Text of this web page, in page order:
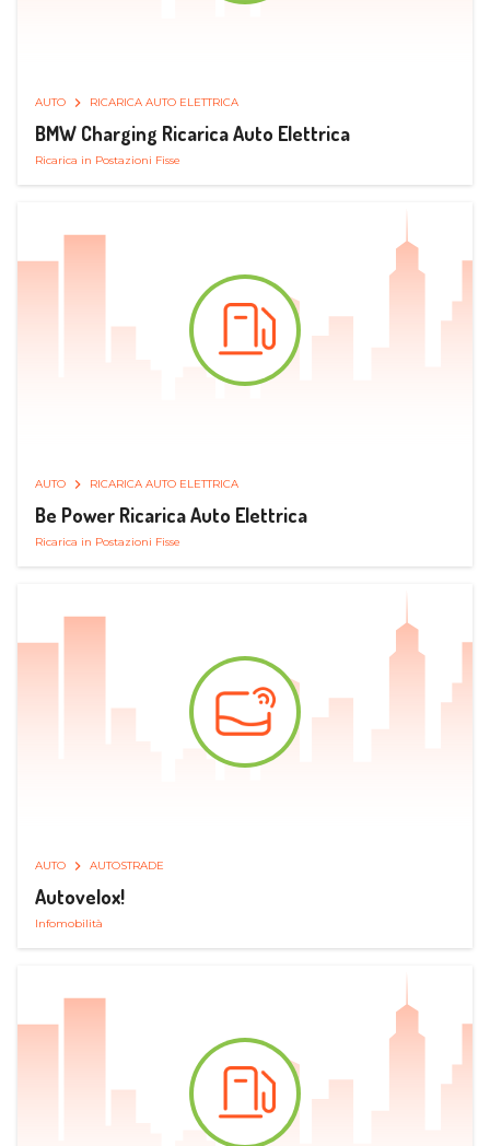
AUTO RICARICA AUTO ELETTRICA
BMW Charging Ricarica Auto Elettrica
Ricarica in Postazioni Fisse
AUTO RICARICA AUTO ELETTRICA
Be Power Ricarica Auto Elettrica
Ricarica in Postazioni Fisse
AUTO AUTOSTRADE
Autovelox!
Infomobilità